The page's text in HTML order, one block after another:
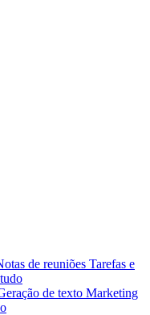
de reuniões Tarefas e
de texto Marketing